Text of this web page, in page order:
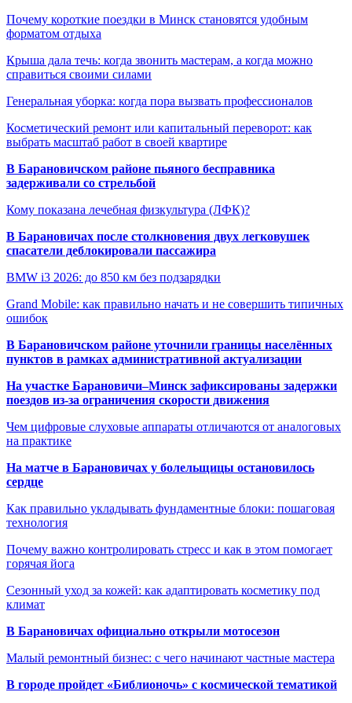
Почему короткие поездки в Минск становятся удобным
форматом отдыха
Крыша дала течь: когда звонить мастерам, а когда можно
справиться своими силами
Генеральная уборка: когда пора вызвать профессионалов
Косметический ремонт или капитальный переворот: как
выбрать масштаб работ в своей квартире
В Барановичском районе пьяного бесправника
задерживали со стрельбой
Кому показана лечебная физкультура (ЛФК)?
В Барановичах после столкновения двух легковушек
спасатели деблокировали пассажира
BMW i3 2026: до 850 км без подзарядки
Grand Mobile: как правильно начать и не совершить типичных
ошибок
В Барановичском районе уточнили границы населённых
пунктов в рамках административной актуализации
На участке Барановичи–Минск зафиксированы задержки
поездов из-за ограничения скорости движения
Чем цифровые слуховые аппараты отличаются от аналоговых
на практике
На матче в Барановичах у болельщицы остановилось
сердце
Как правильно укладывать фундаментные блоки: пошаговая
технология
Почему важно контролировать стресс и как в этом помогает
горячая йога
Сезонный уход за кожей: как адаптировать косметику под
климат
В Барановичах официально открыли мотосезон
Малый ремонтный бизнес: с чего начинают частные мастера
В городе пройдет «Библионочь» с космической тематикой